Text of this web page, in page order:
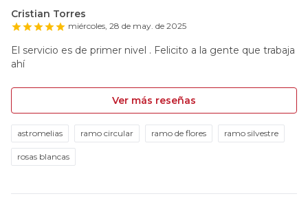
Cristian Torres
miércoles, 28 de may. de 2025
El servicio es de primer nivel . Felicito a la gente que trabaja
ahí
Ver más reseñas
astromelias ramo circular ramo de flores ramo silvestre
rosas blancas